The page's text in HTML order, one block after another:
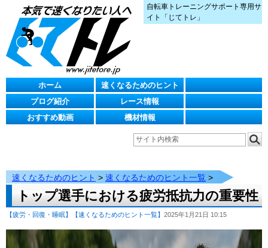
自転車トレーニングサポート専用サ
イト「じてトレ」
ホーム
速くなるためのヒント
ブログ紹介
レース情報
おすすめ動画
機材情報
速くなるためのヒント > 速くなるためのヒント一覧 >
トップ選手における疲労抵抗力の重要性
【疲労・回復・睡眠】 【速くなるためのヒント一覧】 2025年1月21日 10:15